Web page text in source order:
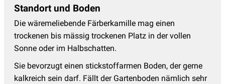
Standort und Boden
Die wäremeliebende Färberkamille mag einen
trockenen bis mässig trockenen Platz in der vollen
Sonne oder im Halbschatten.
Sie bevorzugt einen stickstoffarmen Boden, der gerne
kalkreich sein darf. Fällt der Gartenboden nämlich sehr